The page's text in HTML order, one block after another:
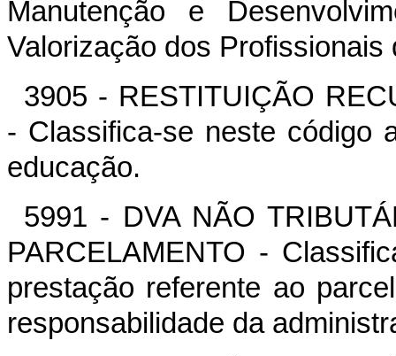
Manutenção e
Valorização dos
3905 - RESTITUIÇÃO
- Classifica-se neste código
educação.
5991 - DVA NÃO
PARCELAMENTO -
prestação referente ao
responsabilidade da